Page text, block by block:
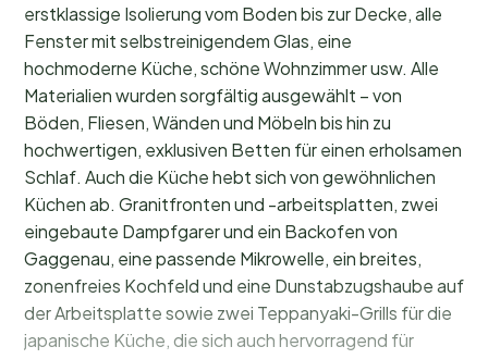
erstklassige Isolierung vom Boden bis zur Decke, alle
Fenster mit selbstreinigendem Glas, eine
hochmoderne Küche, schöne Wohnzimmer usw. Alle
Materialien wurden sorgfältig ausgewählt – von
Böden, Fliesen, Wänden und Möbeln bis hin zu
hochwertigen, exklusiven Betten für einen erholsamen
Schlaf. Auch die Küche hebt sich von gewöhnlichen
Küchen ab. Granitfronten und -arbeitsplatten, zwei
eingebaute Dampfgarer und ein Backofen von
Gaggenau, eine passende Mikrowelle, ein breites,
zonenfreies Kochfeld und eine Dunstabzugshaube auf
der Arbeitsplatte sowie zwei Teppanyaki-Grills für die
japanische Küche, die sich auch hervorragend für